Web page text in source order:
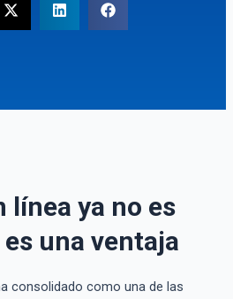
línea ya no es
una ventaja
consolidado como una de las